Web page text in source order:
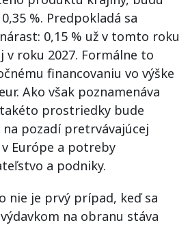
%. Predpokladá sa
0,15 % už v tomto roku
roku 2027. Formálne to
financovaniu vo výške
Ako však poznamenáva
prostriedky bude
pozadí pretrvávajúcej
Európe a potreby
a podniky.
nie je prvý prípad, keď sa
na obranu stáva